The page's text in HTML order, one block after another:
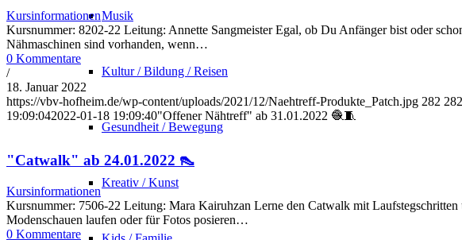
Musik
Kultur / Bildung / Reisen
Gesundheit / Bewegung
Kreativ / Kunst
Kursinformationen
Kursnummer: 8202-22 Leitung: Annette Sangmeister Egal, ob Du Anfänger bist oder
Nähmaschinen sind vorhanden, wenn…
0 Kommentare
/
18. Januar 2022
https://vbv-hofheim.de/wp-content/uploads/2021/12/Naehtreff-Produkte_Patch.jpg 282 282
19:09:042022-01-18 19:09:40"Offener Nähtreff" ab 31.01.2022 🧶🧵
"Catwalk" ab 24.01.2022 👠
Kursinformationen
Kursnummer: 7506-22 Leitung: Mara Kairuhzan Lerne den Catwalk mit
Modenschauen laufen oder für Fotos posieren…
0 Kommentare